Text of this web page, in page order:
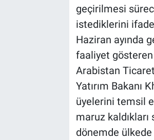
geçirilmesi
istediklerini
Haziran ayında
faaliyet
Arabistan
Yatırım Bakanı
üyelerini temsil
maruz
dönemde